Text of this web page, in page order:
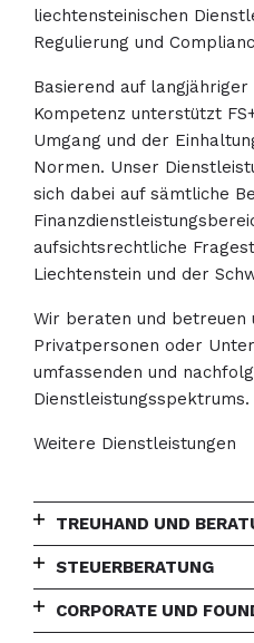
liechtensteinischen
Regulierung und
Basierend auf
Kompetenz unterstützt
Umgang und der
Normen. Unser
sich dabei auf sämtliche
aufsichtsrechtliche
Liechtenstein und der
Wir beraten und betreuen
Privatpersonen oder
umfassenden und
Dienstleistungsspektrums.
Weitere Dienstleistungen
TREUHAND UND
STEUERBERATUNG
CORPORATE UND